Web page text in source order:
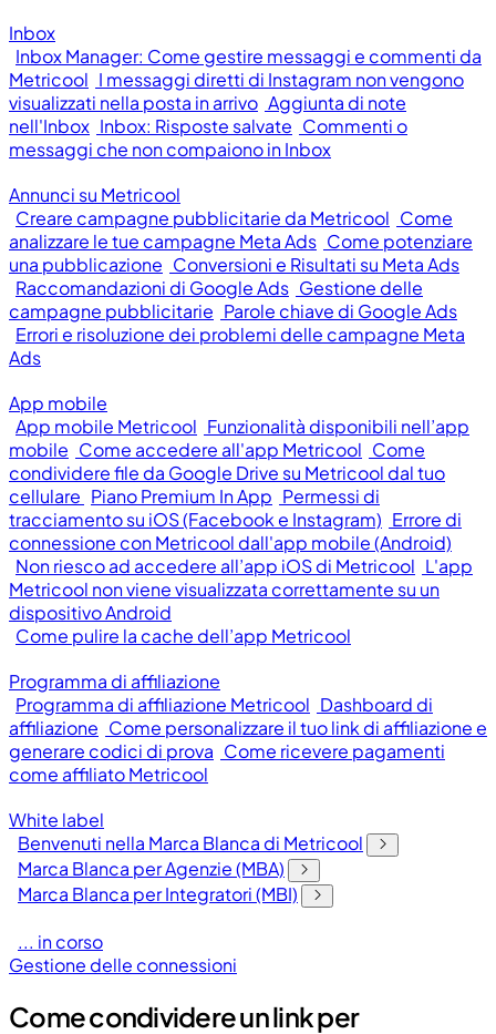
Inbox
Inbox Manager: Come gestire messaggi e commenti da
Metricool I messaggi diretti di Instagram non vengono
visualizzati nella posta in arrivo Aggiunta di note
nell'Inbox Inbox: Risposte salvate Commenti o
messaggi che non compaiono in Inbox
Annunci su Metricool
Creare campagne pubblicitarie da Metricool Come
analizzare le tue campagne Meta Ads Come potenziare
una pubblicazione Conversioni e Risultati su Meta Ads
Raccomandazioni di Google Ads Gestione delle
campagne pubblicitarie Parole chiave di Google Ads
Errori e risoluzione dei problemi delle campagne Meta
Ads
App mobile
App mobile Metricool Funzionalità disponibili nell’app
mobile Come accedere all'app Metricool Come
condividere file da Google Drive su Metricool dal tuo
cellulare Piano Premium In App Permessi di
tracciamento su iOS (Facebook e Instagram) Errore di
connessione con Metricool dall'app mobile (Android)
Non riesco ad accedere all’app iOS di Metricool L'app
Metricool non viene visualizzata correttamente su un
dispositivo Android
Come pulire la cache dell’app Metricool
Programma di affiliazione
Programma di affiliazione Metricool Dashboard di
affiliazione Come personalizzare il tuo link di affiliazione e
generare codici di prova Come ricevere pagamenti
come affiliato Metricool
White label
Benvenuti nella Marca Blanca di Metricool
Marca Blanca per Agenzie (MBA)
Marca Blanca per Integratori (MBI)
... in corso
Gestione delle connessioni
Come condividere un link per